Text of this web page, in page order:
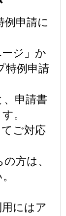
例申請に
ジ」か
特例申請
申請書
。
てご対応
方は、
にはア